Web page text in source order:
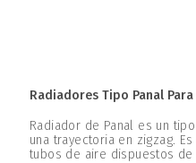
Radiadores Tipo Panal
Radiador de Panal es un
una trayectoria en zigzag.
tubos de aire dispuestos de